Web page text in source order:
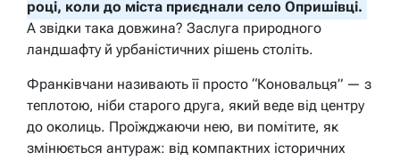
році, коли до міста приєднали село Опришівці.
А звідки така довжина? Заслуга природного
ландшафту й урбаністичних рішень століть.
Франківчани називають її просто “Коновальця” — з
теплотою, ніби старого друга, який веде від центру
до околиць. Проїжджаючи нею, ви помітите, як
змінюється антураж: від компактних історичних